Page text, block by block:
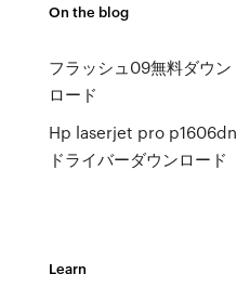
On the blog
フラッシュ09無料ダウン
ロード
Hp laserjet pro p1606dn
ドライバーダウンロード
Learn